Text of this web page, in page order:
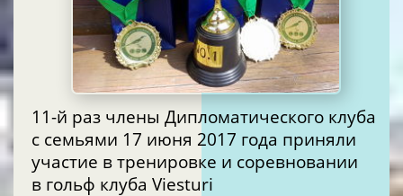
11-й раз члены Дипломатического клуба
с семьями 17 июня 2017 года приняли
участие в тренировке и соревновании
в гольф клуба Viesturi